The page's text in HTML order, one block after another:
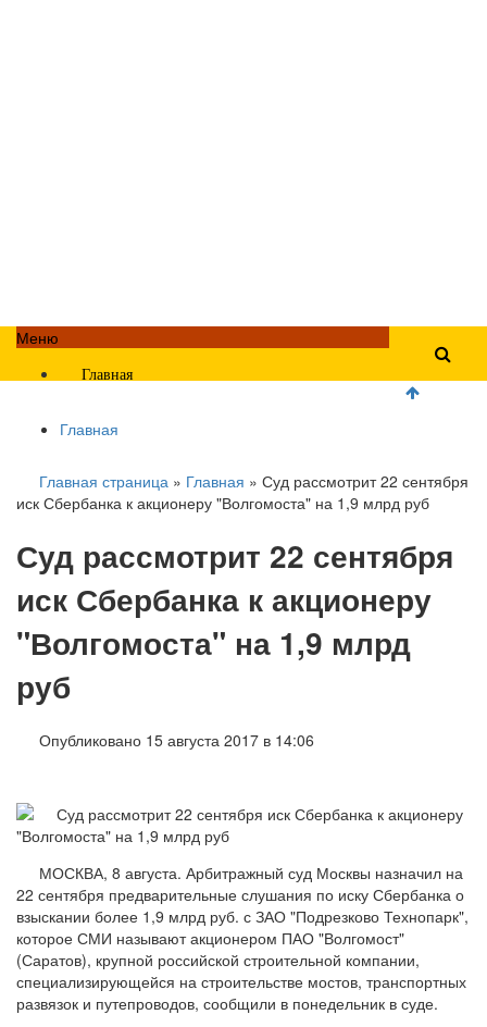
Меню
Главная
Главная
Главная страница » Главная » Суд рассмотрит 22 сентября
иск Сбербанка к акционеру "Волгомоста" на 1,9 млрд руб
Суд рассмотрит 22 сентября
иск Сбербанка к акционеру
"Волгомоста" на 1,9 млрд
руб
Опубликовано 15 августа 2017 в 14:06
МОСКВА, 8 августа. Арбитражный суд Москвы назначил на
22 сентября предварительные слушания по иску Сбербанка о
взыскании более 1,9 млрд руб. с ЗАО "Подрезково Технопарк",
которое СМИ называют акционером ПАО "Волгомост"
(Саратов), крупной российской строительной компании,
специализирующейся на строительстве мостов, транспортных
развязок и путепроводов, сообщили в понедельник в суде.